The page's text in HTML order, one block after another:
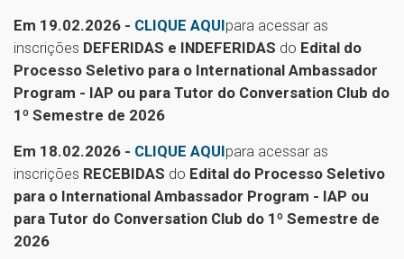
Em 19.02.2026 - CLIQUE AQUIpara acessar as
inscrições DEFERIDAS e INDEFERIDAS do Edital do
Processo Seletivo para o International Ambassador
Program - IAP ou para Tutor do Conversation Club do
1º Semestre de 2026
Em 18.02.2026 - CLIQUE AQUIpara acessar as
inscrições RECEBIDAS do Edital do Processo Seletivo
para o International Ambassador Program - IAP ou
para Tutor do Conversation Club do 1º Semestre de
2026